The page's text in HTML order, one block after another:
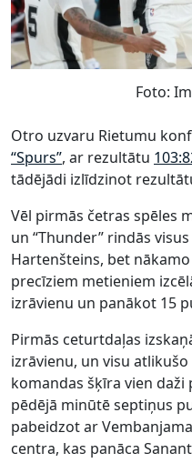
Foto:
Otro uzvaru Rietumu
“Spurs”, ar rezultātu
tādējādi izlīdzinot
Vēl pirmās četras spēles
un “Thunder” rindās
Hartenšteins, bet
precīziem metieniem
izrāvienu un panākot 15
Pirmās ceturtdaļas
izrāvienu, un visu
komandas šķīra vien
pēdējā minūtē septiņus
pabeidzot ar
centra, kas panāca